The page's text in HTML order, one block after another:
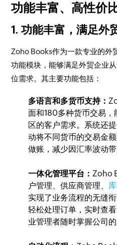
功能丰富、高性价
1. 功能丰富，满足外
Zoho Books作为一款专业的外
功能模块，能够满足外贸企业
位需求。其主要功能包括：
多语言和多货币支持：
面和180多种货币交易
区的客户需求。系统还
动将不同货币的交易金
做账，减少因汇率波动带
一体化管理平台：Zoho
户管理、供应商管理、
实现了业务流程的无缝
轻松处理订单，实时查
业管理者随时掌握公司